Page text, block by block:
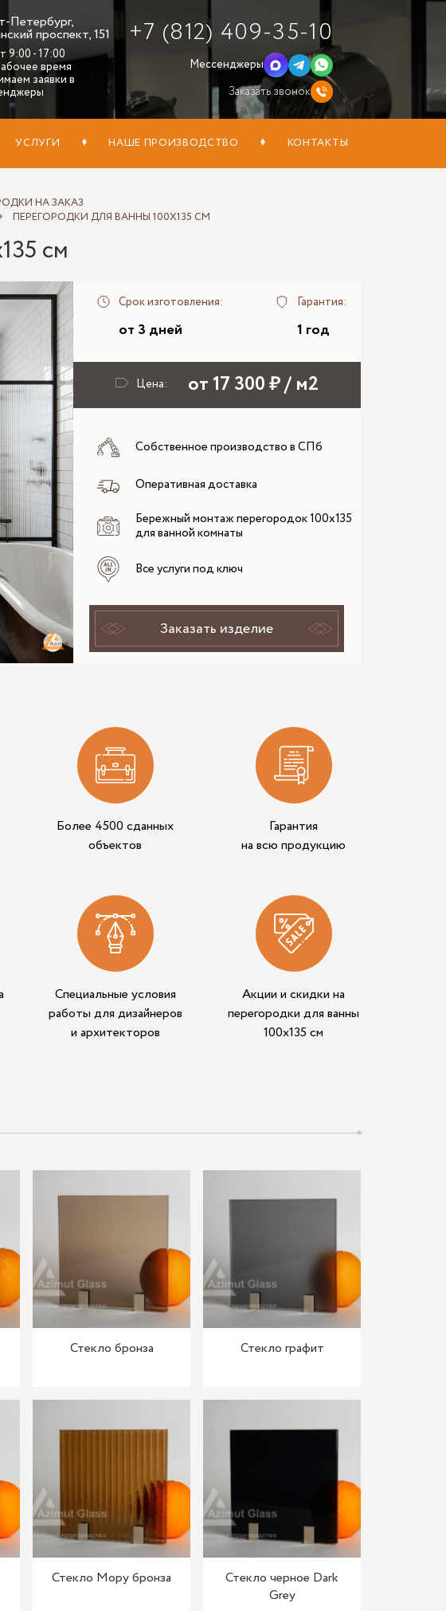
Петербург,
проспект, 151
9:00 - 17:00
время
заявки в
+7 (812) 409-35-10
Мессенджеры
Заказать звонок
УСЛУГИ НАШЕ ПРОИЗВОДСТВО КОНТАКТЫ
НА ЗАКАЗ
ПЕРЕГОРОДКИ ДЛЯ ВАННЫ 100Х135 СМ
см
Срок изготовления:
от 3 дней
Гарантия:
1 год
Цена: от 17 300 ₽ / м2
Собственное производство в СПб
Оперативная доставка
Бережный монтаж перегородок 100х135
для ванной комнаты
Все услуги под ключ
Заказать изделие
Более 4500 сданных
объектов
Гарантия
на всю продукцию
Специальные условия
работы для дизайнеров
и архитекторов
Акции и скидки на
перегородки для ванны
100х135 см
Стекло бронза Стекло графит
Стекло Мору бронза
Стекло черное Dark
Grey